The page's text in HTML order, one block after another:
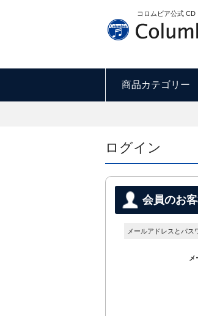
コロムビア公式 CD
商品カテゴリー
ログイン
会員のお
メールアドレスとパス
メ